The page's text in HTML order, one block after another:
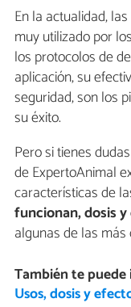
En la actualidad,
muy utilizado por
los protocolos de
aplicación, su
seguridad, son los
su éxito.
Pero si tienes
de ExpertoAnimal
características de
funcionan, dosis
algunas de las más
También te puede
Usos, dosis y